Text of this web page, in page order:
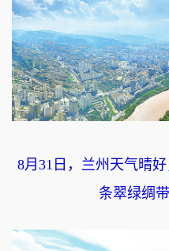
8月31日，兰州天气晴
条翠绿绸